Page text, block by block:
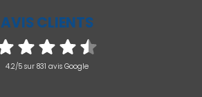
AVIS CLIENTS
4.2/5 sur 831 avis Google